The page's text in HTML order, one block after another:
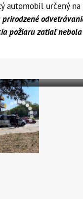
automobil určený
prirodzené
požiaru zatiaľ